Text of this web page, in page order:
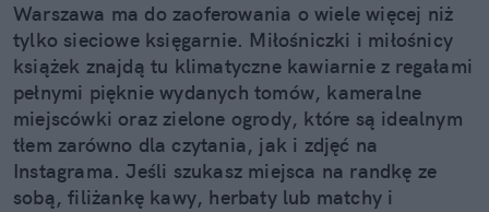
Warszawa ma do zaoferowania o wiele więcej niż
tylko sieciowe księgarnie. Miłośniczki i miłośnicy
książek znajdą tu klimatyczne kawiarnie z regałami
pełnymi pięknie wydanych tomów, kameralne
miejscówki oraz zielone ogrody, które są idealnym
tłem zarówno dla czytania, jak i zdjęć na
Instagrama. Jeśli szukasz miejsca na randkę ze
sobą, filiżankę kawy, herbaty lub matchy i